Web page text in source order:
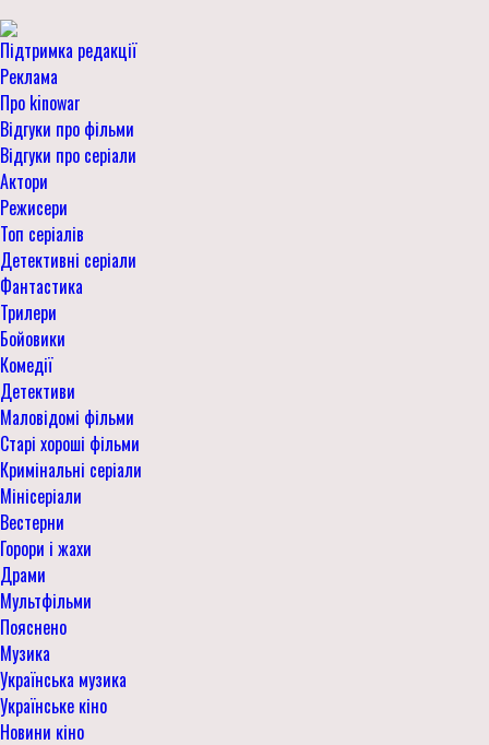
Підтримка редакції
Реклама
Про kinowar
Відгуки про фільми
Відгуки про серіали
Актори
Режисери
Топ серіалів
Детективні серіали
Фантастика
Трилери
Бойовики
Комедії
Детективи
Маловідомі фільми
Старі хороші фільми
Кримінальні серіали
Мінісеріали
Вестерни
Горори і жахи
Драми
Мультфільми
Пояснено
Музика
Українська музика
Українське кіно
Новини кіно